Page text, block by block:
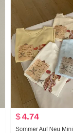
$4.74
Sommer Auf Neu